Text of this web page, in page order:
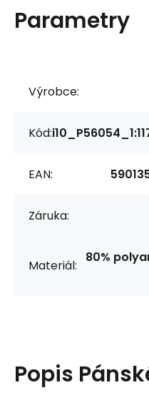
Parametry
Výrobce:
Kód:
EAN:
Záruka:
Materiál:
80%
Popis